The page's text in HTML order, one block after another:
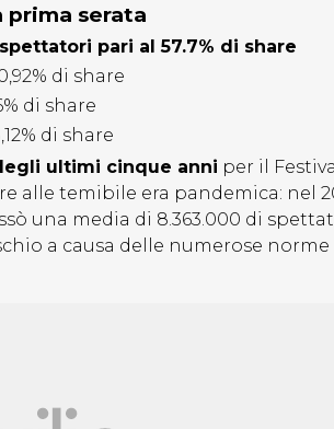
prima serata
pari al 57.7% di share
di share
di share
di share
ultimi cinque anni per il
alle temibile era pandemica: nel
una media di 8.363.000 di
a causa delle numerose